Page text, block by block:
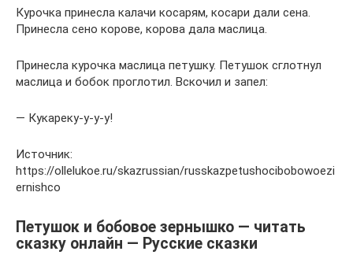
Курочка принесла калачи косарям, косари дали сена.
Принесла сено корове, корова дала маслица.
Принесла курочка маслица петушку. Петушок сглотнул
маслица и бобок проглотил. Вскочил и запел:
— Кукареку-у-у-у!
Источник:
https://ollelukoe.ru/skazrussian/russkazpetushocibobowoezi
ernishco
Петушок и бобовое зернышко — читать
сказку онлайн — Русские сказки